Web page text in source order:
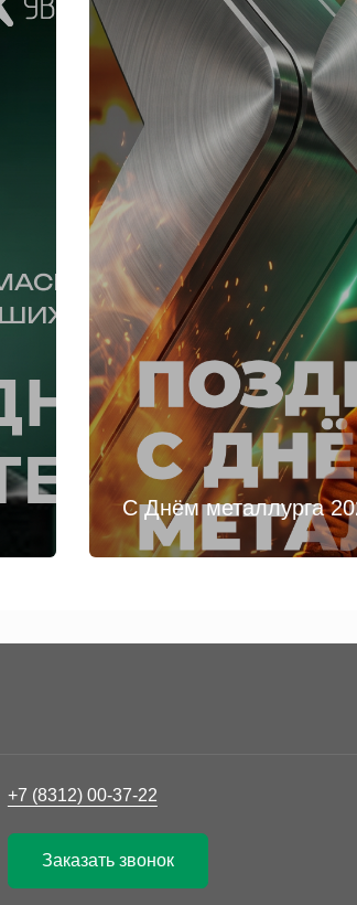
С Днём металлурга
+7 (8312) 00-37-22
Заказать звонок